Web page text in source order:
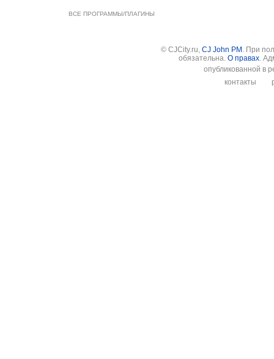
ВСЕ ПРОГРАММЫ/ПЛАГИНЫ
© CJCity.ru, CJ John PM . При
обязательна. О правах.
опубликованной в
контакты